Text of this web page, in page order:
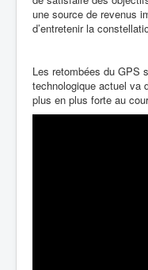
une source de revenus
d’entretenir la
Les retombées du GPS
technologique actuel va
plus en plus forte au